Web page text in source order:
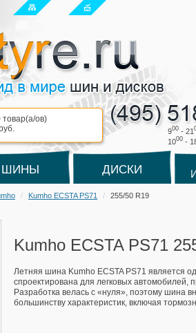
900 - 21
1000 -
товар(a/ов)
ШИНЫ ДИСКИ
Kumho ECSTA PS71 255/50 R19
Kumho ECSTA PS71
Летняя шина Kumho ECSTA PS71 является
спроектирована для легковых автомобилей,
Разработка велась с «нуля», поэтому шина
большинству характеристик, включая